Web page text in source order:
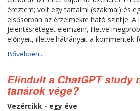
éreztem; volt egy tartalmi (szakmai) és
elsősorban az érzelmekre ható szintje. A
jelentésréteget elemzem, illetve
előnyeit, illetve hátrányait a kommentek
Bővebben...
Elindult a ChatGPT study
tanárok vége?
Vezércikk - egy éve